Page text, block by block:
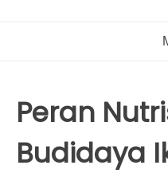
Peran
Budidaya